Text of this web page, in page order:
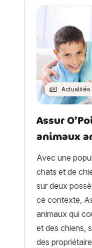
Actualités
Assur
animaux
Avec une
chats et de
sur deux
ce contexte,
animaux qui
et des chiens,
des